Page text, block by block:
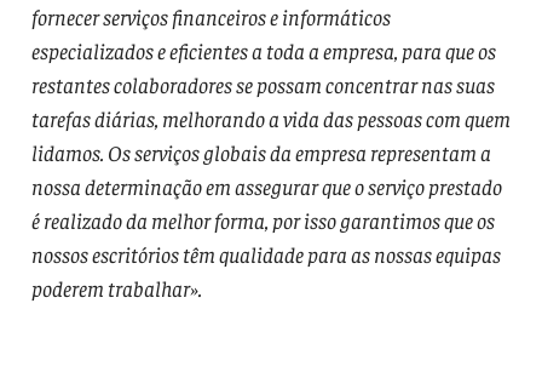
fornecer serviços financeiros e informáticos
especializados e eficientes a toda a empresa, para que os
restantes colaboradores se possam concentrar nas suas
tarefas diárias, melhorando a vida das pessoas com quem
lidamos. Os serviços globais da empresa representam a
nossa determinação em assegurar que o serviço prestado
é realizado da melhor forma, por isso garantimos que os
nossos escritórios têm qualidade para as nossas equipas
poderem trabalhar».